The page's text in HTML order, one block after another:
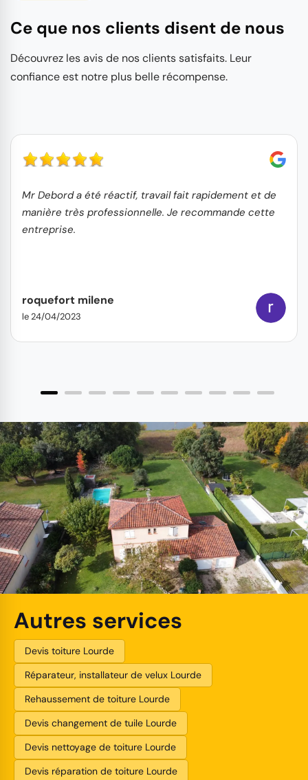
Ce que nos clients disent de nous
Découvrez les avis de nos clients satisfaits. Leur
confiance est notre plus belle récompense.
Mr Debord a été réactif, travail fait rapidement et de
manière très professionnelle. Je recommande cette
entreprise.
roquefort milene
le 24/04/2023
Autres services
Devis toiture Lourde
Réparateur, installateur de velux Lourde
Rehaussement de toiture Lourde
Devis changement de tuile Lourde
Devis nettoyage de toiture Lourde
Devis réparation de toiture Lourde